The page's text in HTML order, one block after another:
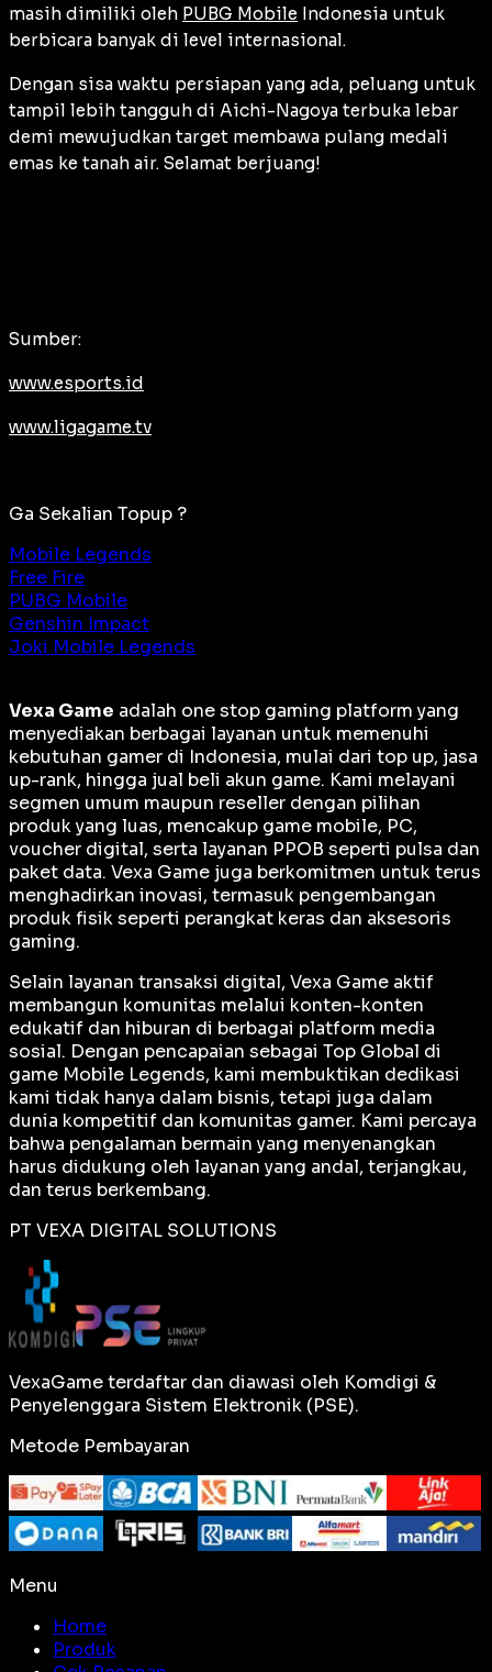
masih dimiliki oleh PUBG Mobile Indonesia untuk
berbicara banyak di level internasional.
Dengan sisa waktu persiapan yang ada, peluang untuk
tampil lebih tangguh di Aichi-Nagoya terbuka lebar
demi mewujudkan target membawa pulang medali
emas ke tanah air. Selamat berjuang!
Sumber:
www.esports.id
www.ligagame.tv
Ga Sekalian Topup ?
Mobile Legends
Free Fire
PUBG Mobile
Genshin Impact
Joki Mobile Legends
Vexa Game adalah one stop gaming platform yang
menyediakan berbagai layanan untuk memenuhi
kebutuhan gamer di Indonesia, mulai dari top up, jasa
up-rank, hingga jual beli akun game. Kami melayani
segmen umum maupun reseller dengan pilihan
produk yang luas, mencakup game mobile, PC,
voucher digital, serta layanan PPOB seperti pulsa dan
paket data. Vexa Game juga berkomitmen untuk terus
menghadirkan inovasi, termasuk pengembangan
produk fisik seperti perangkat keras dan aksesoris
gaming.
Selain layanan transaksi digital, Vexa Game aktif
membangun komunitas melalui konten-konten
edukatif dan hiburan di berbagai platform media
sosial. Dengan pencapaian sebagai Top Global di
game Mobile Legends, kami membuktikan dedikasi
kami tidak hanya dalam bisnis, tetapi juga dalam
dunia kompetitif dan komunitas gamer. Kami percaya
bahwa pengalaman bermain yang menyenangkan
harus didukung oleh layanan yang andal, terjangkau,
dan terus berkembang.
PT VEXA DIGITAL SOLUTIONS
VexaGame terdaftar dan diawasi oleh Komdigi &
Penyelenggara Sistem Elektronik (PSE).
Metode Pembayaran
Menu
Home
Produk